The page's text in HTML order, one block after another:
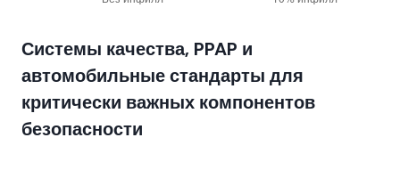
Системы качества, PPAP и
автомобильные стандарты для
критически важных компонентов
безопасности